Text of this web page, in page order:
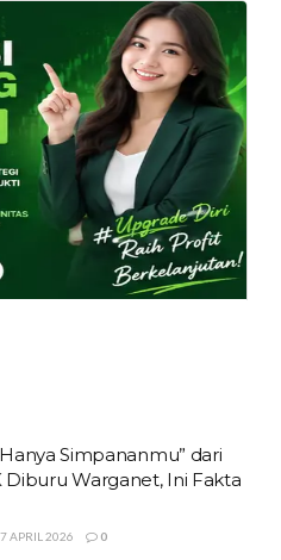
Simpananmu” dari
Diburu Warganet, Ini Fakta
APRIL 2026 0